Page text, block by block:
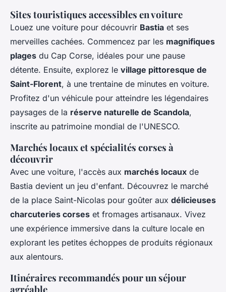
Sites touristiques accessibles en voiture
Louez une voiture pour découvrir Bastia et ses
merveilles cachées. Commencez par les magnifiques
plages du Cap Corse, idéales pour une pause
détente. Ensuite, explorez le village pittoresque de
Saint-Florent, à une trentaine de minutes en voiture.
Profitez d'un véhicule pour atteindre les légendaires
paysages de la réserve naturelle de Scandola,
inscrite au patrimoine mondial de l'UNESCO.
Marchés locaux et spécialités corses à
découvrir
Avec une voiture, l'accès aux marchés locaux de
Bastia devient un jeu d'enfant. Découvrez le marché
de la place Saint-Nicolas pour goûter aux délicieuses
charcuteries corses et fromages artisanaux. Vivez
une expérience immersive dans la culture locale en
explorant les petites échoppes de produits régionaux
aux alentours.
Itinéraires recommandés pour un séjour
agréable